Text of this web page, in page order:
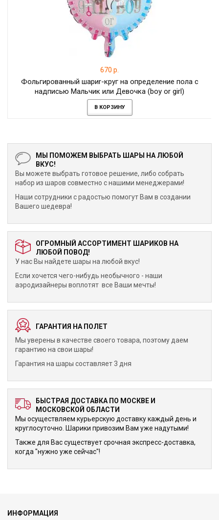
670 р.
Фольгированный шариr-круг на определение пола с
надписью Мальчик или Девочка (boy or girl)
В КОРЗИНУ
МЫ ПОМОЖЕМ ВЫБРАТЬ ШАРЫ НА ЛЮБОЙ
ВКУС!
Вы можете выбрать готовое решение, либо собрать
набор из шаров совместно с нашими менеджерами!
Наши сотрудники с радостью помогут Вам в создании
Вашего шедевра!
ОГРОМНЫЙ АССОРТИМЕНТ ШАРИКОВ НА
ЛЮБОЙ ПОВОД!
У нас Вы найдете шары на любой вкус!
Если хочется чего-нибудь необычного - наши
аэродизайнеры воплотят все Ваши мечты!
ГАРАНТИЯ НА ПОЛЕТ
Мы уверены в качестве своего товара, поэтому даем
гарантию на свои шары!
Гарантия на шары составляет 3 дня
БЫСТРАЯ ДОСТАВКА ПО МОСКВЕ И
МОСКОВСКОЙ ОБЛАСТИ
Мы осуществляем курьерскую доставку каждый день и
круглосуточно. Шарики привозим Вам уже надутыми!
Также для Вас существует срочная экспресс-доставка,
когда "нужно уже сейчас"!
ИНФОРМАЦИЯ